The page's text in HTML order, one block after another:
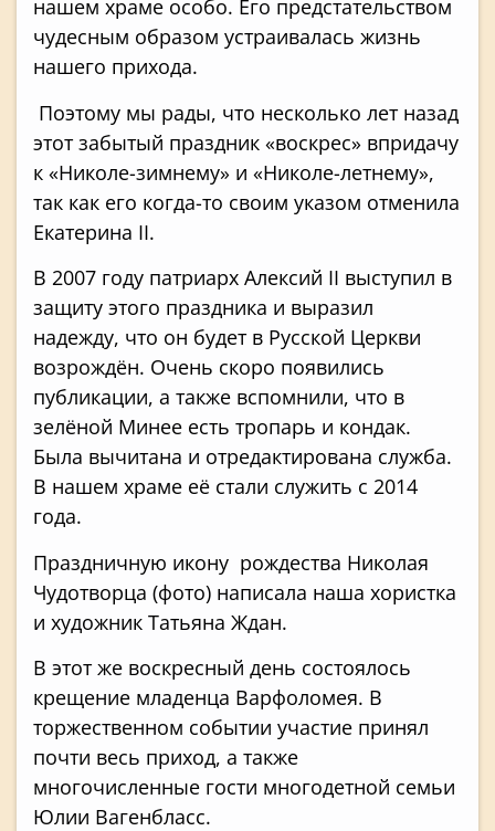
нашем храме особо. Его предстательством
чудесным образом устраивалась жизнь
нашего прихода.
Поэтому мы рады, что несколько лет назад
этот забытый праздник «воскрес» впридачу
к «Николе-зимнему» и «Николе-летнему»,
так как его когда-то своим указом отменила
Екатерина II.
В 2007 году патриарх Алексий II выступил в
защиту этого праздника и выразил
надежду, что он будет в Русской Церкви
возрождён. Очень скоро появились
публикации, а также вспомнили, что в
зелёной Минее есть тропарь и кондак.
Была вычитана и отредактирована служба.
В нашем храме её стали служить с 2014
года.
Праздничную икону рождества Николая
Чудотворца (фото) написала наша хористка
и художник Татьяна Ждан.
В этот же воскресный день состоялось
крещение младенца Варфоломея. В
торжественном событии участие принял
почти весь приход, а также
многочисленные гости многодетной семьи
Юлии Вагенбласс.